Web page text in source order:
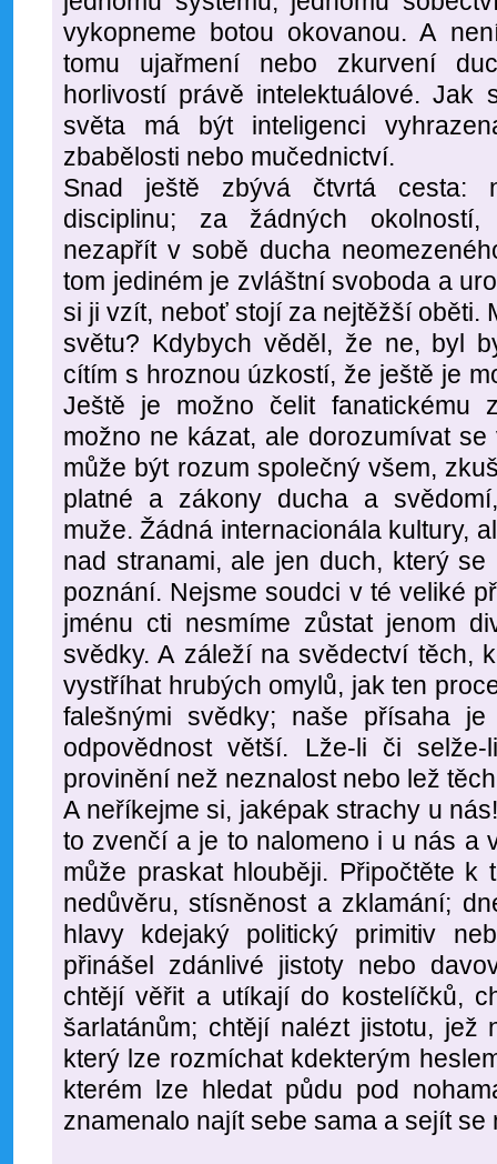
vykopneme botou okovanou. A
tomu ujařmení nebo zkurvení
horlivostí právě intelektuálové. Jak
světa má být inteligenci
zbabělosti nebo mučednictví.
Snad ještě zbývá čtvrtá cesta:
disciplinu; za žádných
nezapřít v sobě ducha
tom jediném je zvláštní svoboda a
si ji vzít, neboť stojí za nejtěžší oběti.
světu? Kdybych věděl, že ne, byl
cítím s hroznou úzkostí, že ještě je
Ještě je možno čelit fanatickému
možno ne kázat, ale dorozumívat
může být rozum společný všem,
platné a zákony ducha a
muže. Žádná internacionála kultury,
nad stranami, ale jen duch, který
poznání. Nejsme soudci v té veliké
jménu cti nesmíme zůstat jenom
svědky. A záleží na svědectví těch,
vystříhat hrubých omylů, jak ten
falešnými svědky; naše přísaha
odpovědnost větší. Lže-li či
provinění než neznalost nebo lež
A neříkejme si, jaképak strachy u
to zvenčí a je to nalomeno i u nás a
může praskat hlouběji. Připočtěte k
nedůvěru, stísněnost a zklamání;
hlavy kdejaký politický primitiv
přinášel zdánlivé jistoty nebo
chtějí věřit a utíkají do kostelíčků,
šarlatánům; chtějí nalézt jistotu,
který lze rozmíchat kdekterým
kterém lze hledat půdu pod
znamenalo najít sebe sama a sejít se